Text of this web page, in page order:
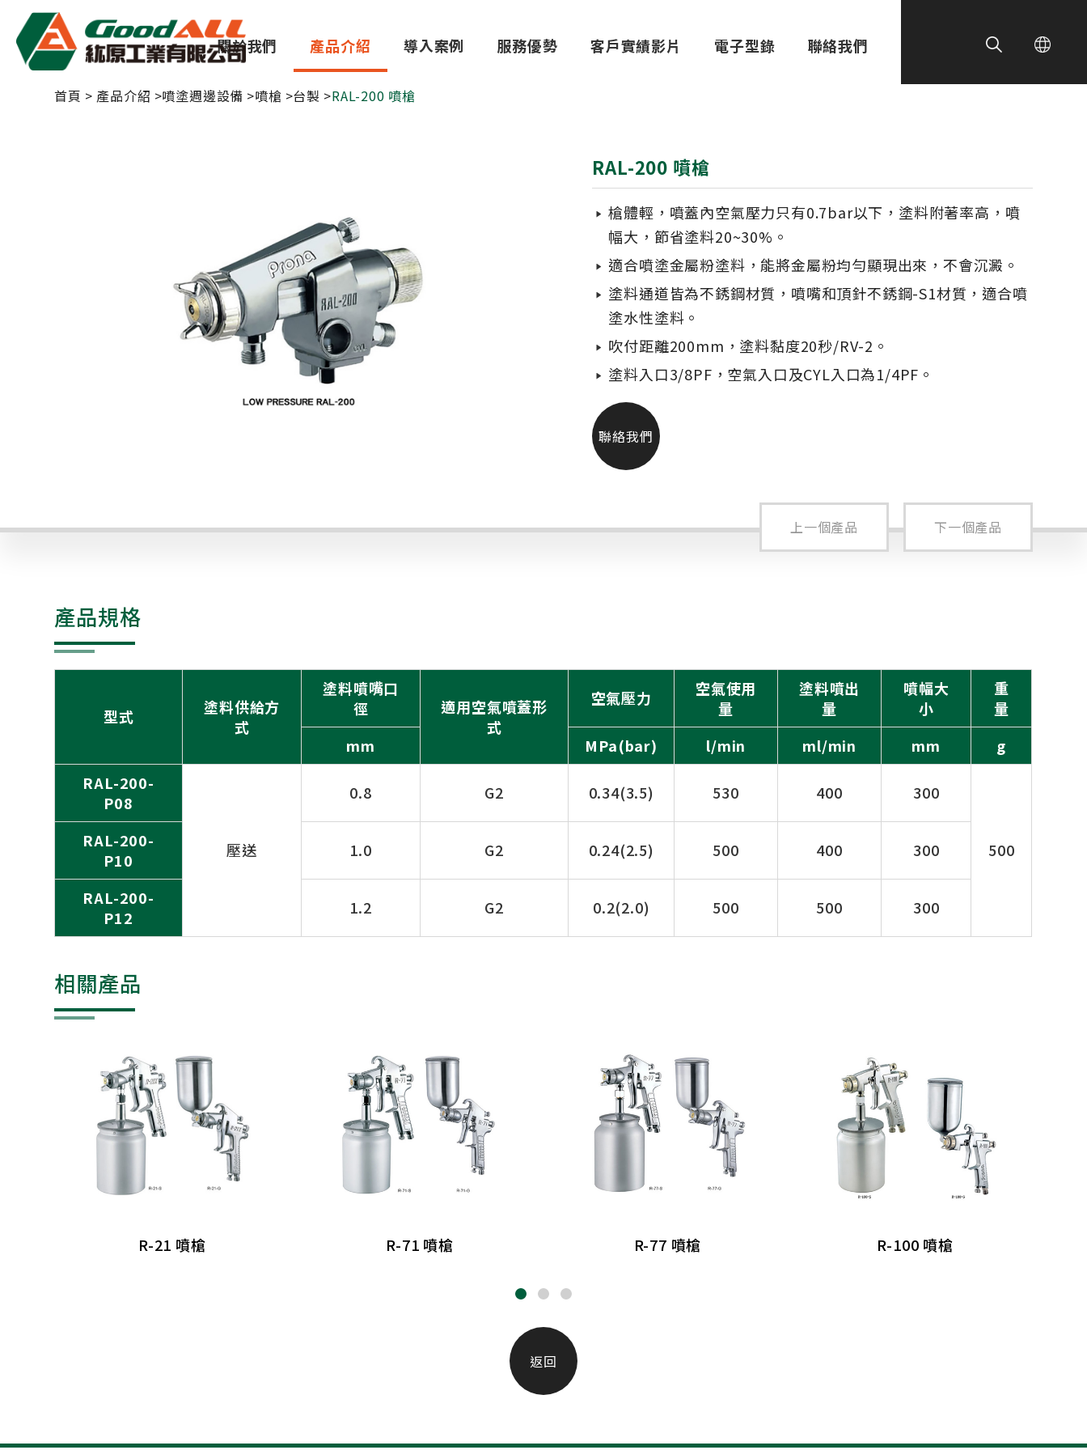
關於我們 產品介紹 導入案例 服務優勢 客戶實績影片 電子型錄 聯絡我們
首頁 產品介紹 噴塗週邊設備 噴槍 台製 RAL-200 噴槍
RAL-200 噴槍
槍體輕，噴蓋內空氣壓力只有0.7bar以下，塗料附著率高，噴
幅大，節省塗料20~30%。
適合噴塗金屬粉塗料，能將金屬粉均勻顯現出來，不會沉澱。
塗料通道皆為不銹鋼材質，噴嘴和頂針不銹鋼-S1材質，適合噴
塗水性塗料。
吹付距離200mm，塗料黏度20秒/RV-2。
塗料入口3/8PF，空氣入口及CYL入口為1/4PF。
聯絡我們
上一個產品 下一個產品
產品規格
型式
塗料供給方
式
塗料噴嘴口
徑
適用空氣噴蓋形
式
空氣壓力
空氣使用
量
塗料噴出
量
噴幅大
小
重
量
mm
MPa(bar) l/min ml/min mm
g
RAL-200-
P08
壓送
0.8 G2 0.34(3.5) 530 400 300
500
RAL-200-
P10
1.0 G2 0.24(2.5) 500 400 300
RAL-200-
P12
1.2 G2 0.2(2.0) 500 500 300
相關產品
R-21 噴槍 R-71 噴槍 R-77 噴槍 R-100 噴槍
返回
Cookie管理面板